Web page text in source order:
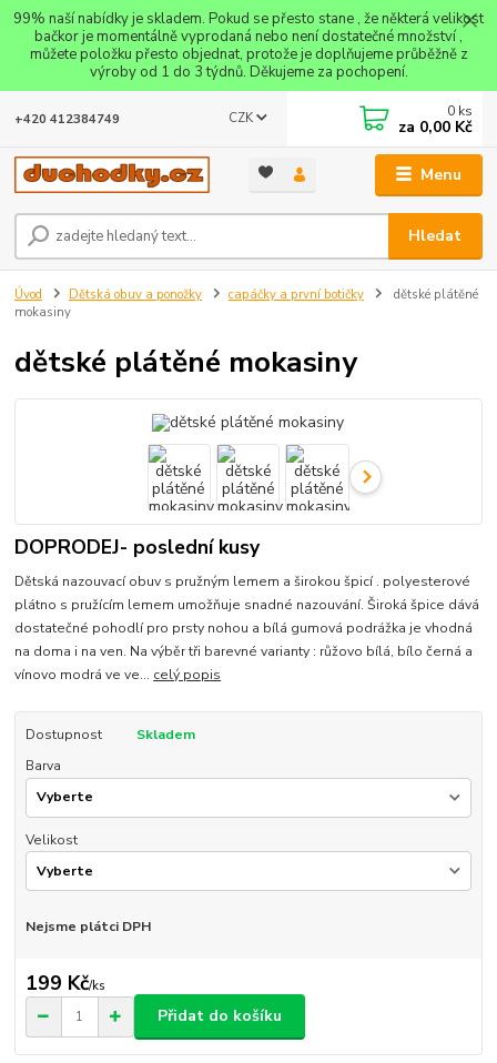
99% naší nabídky je skladem. Pokud se přesto stane , že některá velikost
bačkor je momentálně vyprodaná nebo není dostatečné množství ,
můžete položku přesto objednat, protože je doplňujeme průběžně z
výroby od 1 do 3 týdnů. Děkujeme za pochopení.
Menu
CZK
Hledat
+420 412384749 0 ks
za 0,00 Kč
Úvod Dětská obuv a ponožky capáčky a první botičky
dětské plátěné
mokasiny
dětské plátěné mokasiny
DOPRODEJ- poslední kusy
Dětská nazouvací obuv s pružným lemem a širokou špicí . polyesterové
plátno s pružícím lemem umožňuje snadné nazouvání. Široká špice dává
dostatečné pohodlí pro prsty nohou a bílá gumová podrážka je vhodná
na doma i na ven. Na výběr tři barevné varianty : růžovo bílá, bílo černá a
vínovo modrá ve ve... celý popis
Dostupnost
Skladem
Barva
Velikost
Nejsme plátci DPH
199 Kč/ks
Přidat do košíku